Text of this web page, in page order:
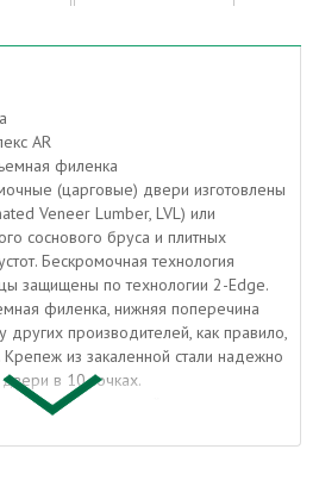
AR
филенка
(царговые) двери изготовлены
Veneer Lumber, LVL) или
соснового бруса и плитных
Бескромочная технология
защищены по технологии 2-Edge.
филенка, нижняя поперечина
производителей, как правило,
из закаленной стали надежно
в 10 точках.
AR — декоративный материал с
стойкостью к истиранию и